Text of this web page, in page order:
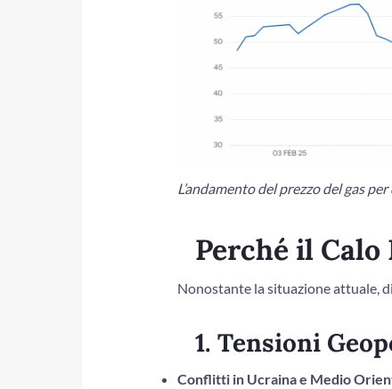
L’andamento del prezzo del gas
Perché il Calo
Nonostante la situazione attuale,
1. Tensioni
Conflitti in Ucraina e Medio